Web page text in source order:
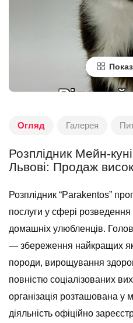
Огляд Галерея
Розплідник Мейн-
Львові: Продаж
Розплідник “Parakentos”
послуги у сфері
домашніх улюбленців.
— збереження найкращих
породи, вирощування
повністю соціалізованих
організація розташована у
діяльність офіційно